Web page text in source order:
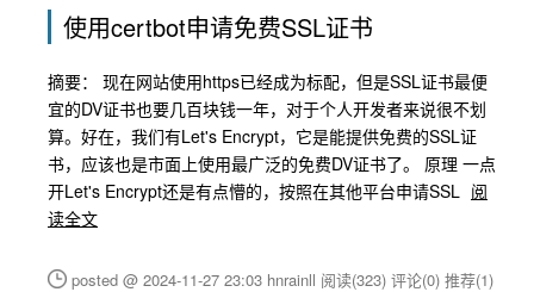
使用certbot申请免费SSL证书
摘要： 现在网站使用https已经成为标配，但是SSL证书最便
宜的DV证书也要几百块钱一年，对于个人开发者来说很不划
算。好在，我们有Let's Encrypt，它是能提供免费的SSL证
书，应该也是市面上使用最广泛的免费DV证书了。 原理 一点
开Let's Encrypt还是有点懵的，按照在其他平台申请SSL 阅
读全文
posted @ 2024-11-27 23:03 hnrainll 阅读(323) 评论(0) 推荐(1)